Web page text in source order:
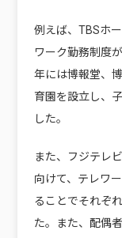
例えば、TBSホ
ワーク勤務制度
年には博報堂、
育園を設立し、
した。
また、フジテレ
向けて、テレワ
ることでそれぞ
た。また、配偶